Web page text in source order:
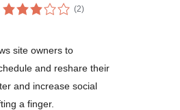
(2કુલ
રેટિંગ્સ
)
site owners to
and reshare their
and increase social
a finger.